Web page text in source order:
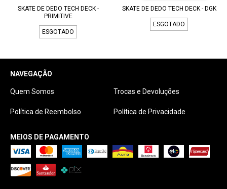
SKATE DE DEDO TECH DECK -
PRIMITIVE
ESGOTADO
SKATE DE DEDO TECH DECK - DGK
ESGOTADO
NAVEGAÇÃO
Quem Somos Trocas e Devoluções
Política de Reembolso Política de Privacidade
MEIOS DE PAGAMENTO